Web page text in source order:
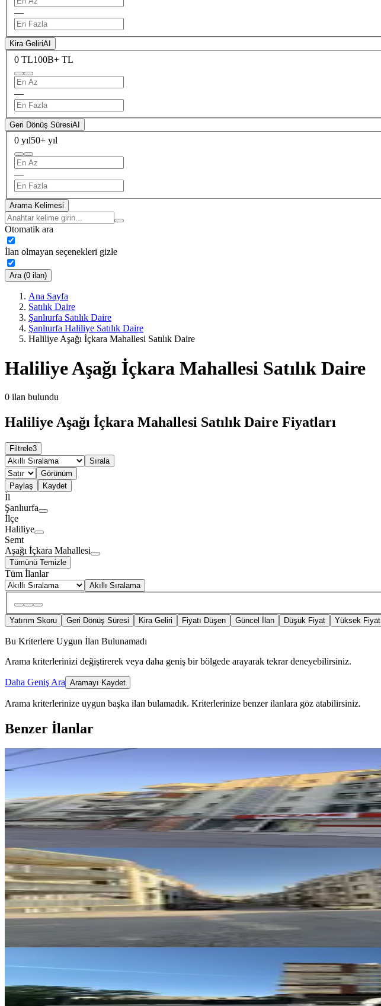
—
Kira GeliriAI
0 TL100B+ TL
—
Geri Dönüş SüresiAI
0 yıl50+ yıl
—
Arama Kelimesi
Otomatik ara
İlan olmayan seçenekleri gizle
Ara (0 ilan)
Ana Sayfa
Satılık Daire
Şanlıurfa Satılık Daire
Şanlıurfa Haliliye Satılık Daire
Haliliye Aşağı İçkara Mahallesi Satılık Daire
Haliliye Aşağı İçkara Mahallesi Satılık Daire
0 ilan bulundu
Haliliye Aşağı İçkara Mahallesi Satılık Daire Fiyatları
Filtrele3
Sırala
Görünüm
Paylaş
Kaydet
İl
Şanlıurfa
İlçe
Haliliye
Semt
Aşağı İçkara Mahallesi
Tümünü Temizle
Tüm İlanlar
Akıllı Sıralama
Yatırım Skoru Geri Dönüş Süresi Kira Geliri Fiyatı Düşen Güncel İlan Düşük Fiyat Yüksek Fiyat
Bu Kriterlere Uygun İlan Bulunamadı
Arama kriterlerinizi değiştirerek veya daha geniş bir bölgede arayarak tekrar deneyebilirsiniz.
Daha Geniş Ara Aramayı Kaydet
Arama kriterlerinize uygun başka ilan bulamadık. Kriterlerinize benzer ilanlara göz atabilirsiniz.
Benzer İlanlar
ÖNE ÇIKAN
Haliliye, Hamidiye Mahallesi
4+1·250 m²·2. Kat· 26.07.2026
4.350.000 ₺
YENİ
Köşe Başı Ara Kat Full Paket Daire
Haliliye, Ahmet Yesevi Mahallesi
3+1·160 m²·3. Kat·05.08.2026
Benek Emlak Paşabağı 3+1 Satılık Daire
Haliliye, Paşabağı Mahallesi